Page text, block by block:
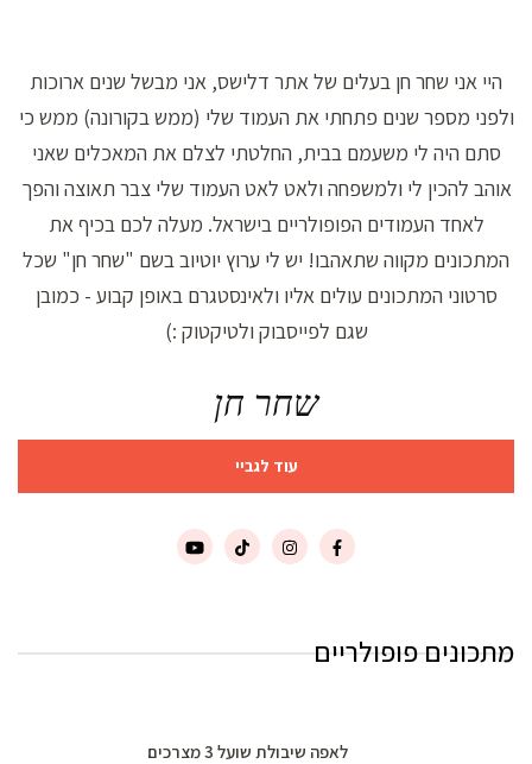
היי אני שחר חן בעלים של אתר דלישס, אני מבשל שנים ארוכות
ולפני מספר שנים פתחתי את העמוד שלי (ממש בקורונה) ממש כי
סתם היה לי משעמם בבית, החלטתי לצלם את המאכלים שאני
אוהב להכין לי ולמשפחה ולאט לאט העמוד שלי צבר תאוצה והפך
לאחד העמודים הפופולריים בישראל. מעלה לכם בכיף את
המתכונים מקווה שתאהבו! יש לי ערוץ יוטיוב בשם "שחר חן" שכל
סרטוני המתכונים עולים אליו ולאינסטגרם באופן קבוע - כמובן
שגם לפייסבוק ולטיקטוק :)
שחר חן
עוד לגביי
מתכונים פופולריים
לאפה שיבולת שועל 3 מצרכים